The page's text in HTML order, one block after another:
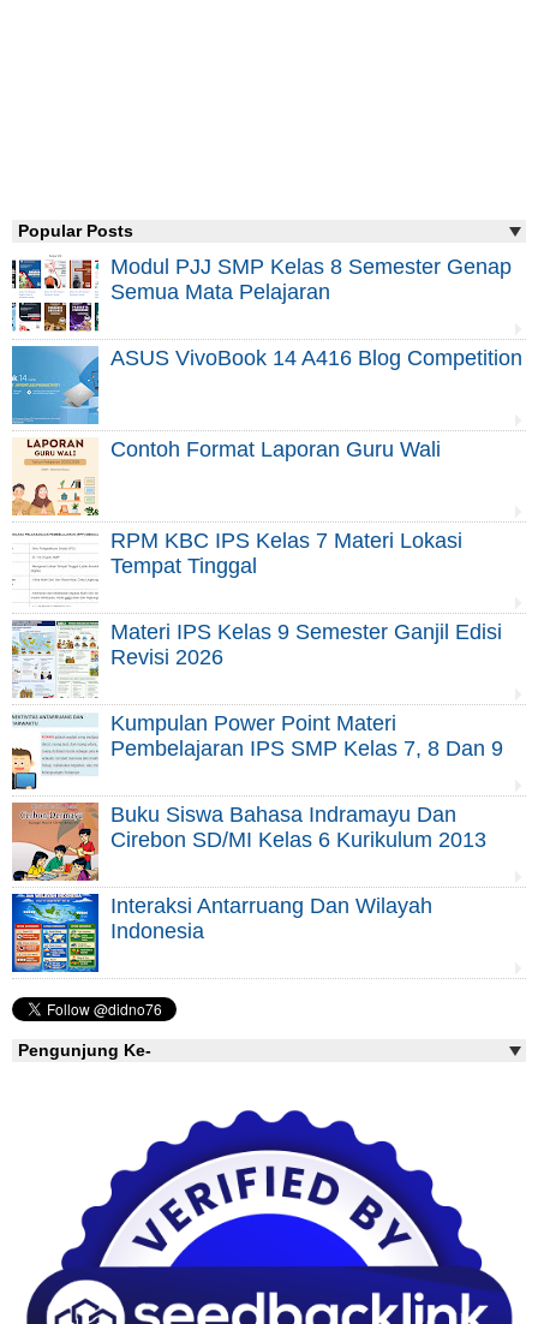
Popular Posts
Modul PJJ SMP Kelas 8 Semester Genap
Semua Mata Pelajaran
ASUS VivoBook 14 A416 Blog Competition
Contoh Format Laporan Guru Wali
RPM KBC IPS Kelas 7 Materi Lokasi
Tempat Tinggal
Materi IPS Kelas 9 Semester Ganjil Edisi
Revisi 2026
Kumpulan Power Point Materi
Pembelajaran IPS SMP Kelas 7, 8 Dan 9
Buku Siswa Bahasa Indramayu Dan
Cirebon SD/MI Kelas 6 Kurikulum 2013
Interaksi Antarruang Dan Wilayah
Indonesia
Pengunjung Ke-